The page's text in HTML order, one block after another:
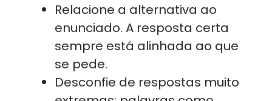
Relacione a alternativa ao
enunciado. A resposta certa
sempre está alinhada ao que
se pede.
Desconfie de respostas muito